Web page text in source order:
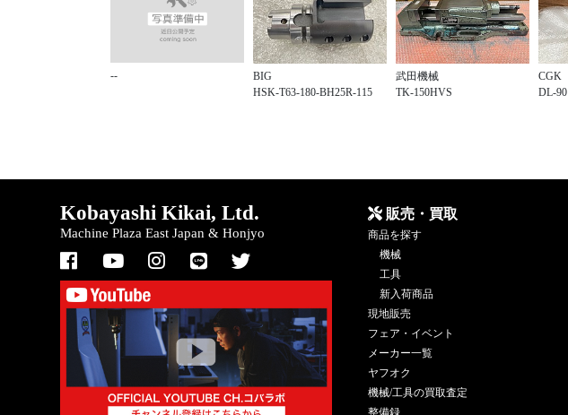
--
BIG
HSK-T63-180-BH25R-115
武田機械
TK-150HVS
CGK
DL-90
Kobayashi Kikai, Ltd.
Machine Plaza East Japan & Honjyo
販売・買取
商品を探す
機械
工具
新入荷商品
現地販売
フェア・イベント
メーカー一覧
ヤフオク
機械/工具の買取査定
整備録